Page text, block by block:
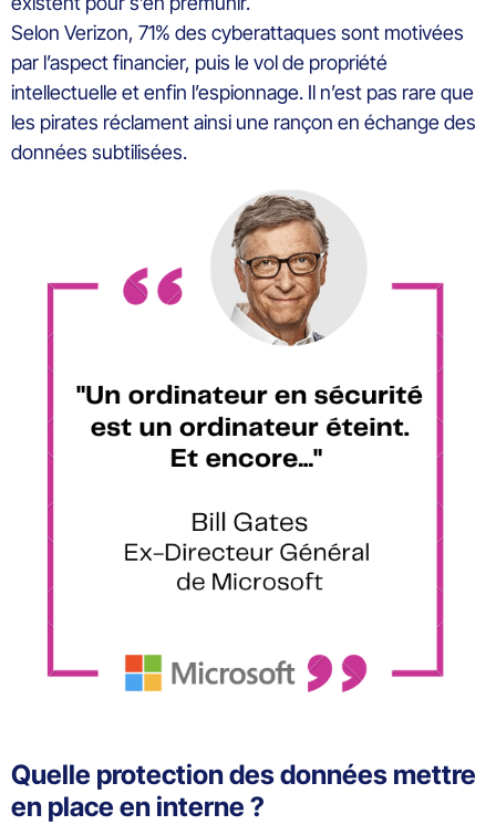
Selon Verizon, 71% des cyberattaques sont motivées
par l’aspect financier, puis le vol de propriété
intellectuelle et enfin l’espionnage. Il n’est pas rare que
les pirates réclament ainsi une rançon en échange des
données subtilisées.
Quelle protection des données mettre
en place en interne ?